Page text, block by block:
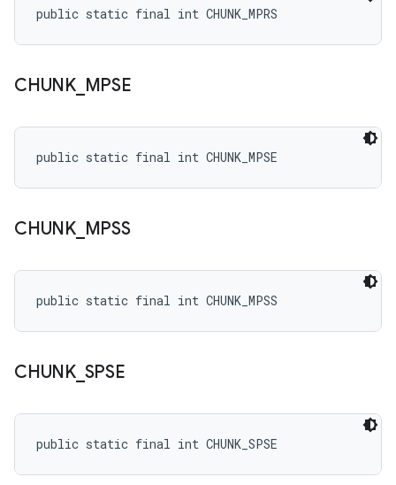
public static final int CHUNK_MPRS
CHUNK_ MPSE
public static final int CHUNK_MPSE
CHUNK_ MPSS
public static final int CHUNK_MPSS
CHUNK_ SPSE
public static final int CHUNK_SPSE